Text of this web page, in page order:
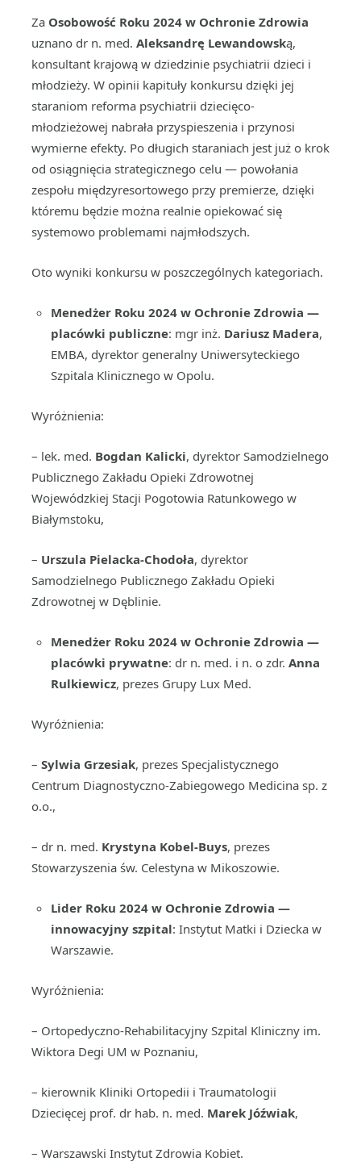
Za Osobowość Roku 2024 w Ochronie Zdrowia
uznano dr n. med. Aleksandrę Lewandowską,
konsultant krajową w dziedzinie psychiatrii dzieci i
młodzieży. W opinii kapituły konkursu dzięki jej
staraniom reforma psychiatrii dziecięco-
młodzieżowej nabrała przyspieszenia i przynosi
wymierne efekty. Po długich staraniach jest już o krok
od osiągnięcia strategicznego celu — powołania
zespołu międzyresortowego przy premierze, dzięki
któremu będzie można realnie opiekować się
systemowo problemami najmłodszych.
Oto wyniki konkursu w poszczególnych kategoriach.
Menedżer Roku 2024 w Ochronie Zdrowia —
placówki publiczne: mgr inż. Dariusz Madera,
EMBA, dyrektor generalny Uniwersyteckiego
Szpitala Klinicznego w Opolu.
Wyróżnienia:
– lek. med. Bogdan Kalicki, dyrektor Samodzielnego
Publicznego Zakładu Opieki Zdrowotnej
Wojewódzkiej Stacji Pogotowia Ratunkowego w
Białymstoku,
– Urszula Pielacka-Chodoła, dyrektor
Samodzielnego Publicznego Zakładu Opieki
Zdrowotnej w Dęblinie.
Menedżer Roku 2024 w Ochronie Zdrowia —
placówki prywatne: dr n. med. i n. o zdr. Anna
Rulkiewicz, prezes Grupy Lux Med.
Wyróżnienia:
– Sylwia Grzesiak, prezes Specjalistycznego
Centrum Diagnostyczno-Zabiegowego Medicina sp. z
o.o.,
– dr n. med. Krystyna Kobel-Buys, prezes
Stowarzyszenia św. Celestyna w Mikoszowie.
Lider Roku 2024 w Ochronie Zdrowia —
innowacyjny szpital: Instytut Matki i Dziecka w
Warszawie.
Wyróżnienia:
– Ortopedyczno-Rehabilitacyjny Szpital Kliniczny im.
Wiktora Degi UM w Poznaniu,
– kierownik Kliniki Ortopedii i Traumatologii
Dziecięcej prof. dr hab. n. med. Marek Jóźwiak,
– Warszawski Instytut Zdrowia Kobiet.